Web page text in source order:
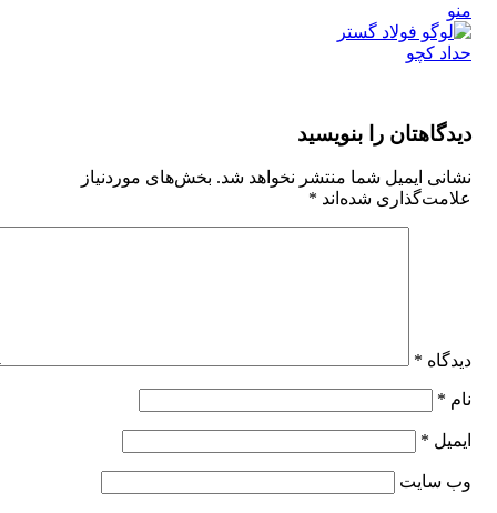
منو
دیدگاهتان را بنویسید
نشانی ایمیل شما منتشر نخواهد شد. بخش‌های موردنیاز
علامت‌گذاری شده‌اند *
دیدگاه *
نام *
ایمیل *
وب‌ سایت